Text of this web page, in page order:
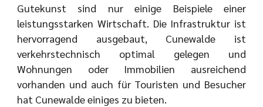
Gutekunst sind nur einige Beispiele einer
leistungsstarken Wirtschaft. Die Infrastruktur ist
hervorragend ausgebaut, Cunewalde ist
verkehrstechnisch optimal gelegen und
Wohnungen oder Immobilien ausreichend
vorhanden und auch für Touristen und Besucher
hat Cunewalde einiges zu bieten.